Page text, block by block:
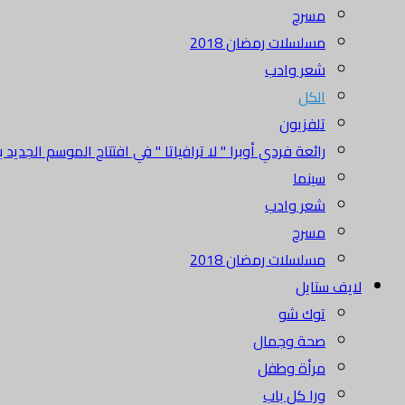
مسرح
مسلسلات رمضان 2018
شعر وادب
الكل
تلفزيون
رائعة فردي أوبرا " لا ترافياتا " في افتتاح الموسم الجديد
سينما
شعر وادب
مسرح
مسلسلات رمضان 2018
لايف ستايل
توك شو
صحة وجمال
مرأة وطفل
ورا كل باب